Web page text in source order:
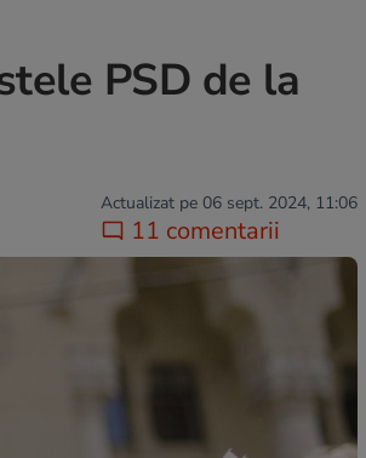
PSD de la
Actualizat pe 06 sept. 2024, 11:06
11 comentarii